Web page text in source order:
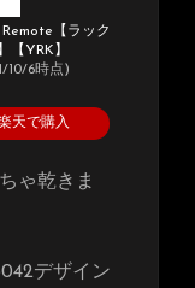
【ラック
【YRK】
10/6時点)
天で購入
ゃ乾きま
デザイン